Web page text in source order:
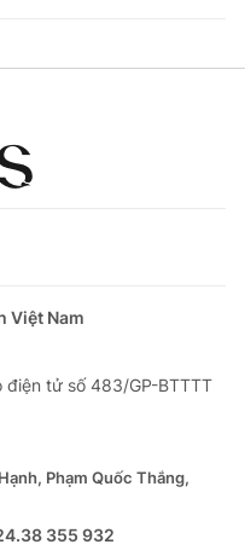
Việt Nam
tử số 483/GP-BTTTT
Phạm Quốc Thắng,
355 932